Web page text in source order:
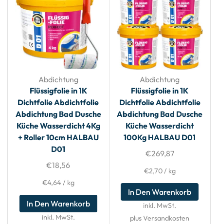
Abdichtung
Flüssigfolie in 1K
Dichtfolie Abdichtfolie
Abdichtung Bad Dusche
Küche Wasserdicht 4Kg
+ Roller 10cm HALBAU
D01
€18,56
€4,64 / kg
In Den Warenkorb
inkl. MwSt.
Abdichtung
Flüssigfolie in 1K
Dichtfolie Abdichtfolie
Abdichtung Bad Dusche
Küche Wasserdicht
100Kg HALBAU D01
€269,87
€2,70/ kg
In Den Warenkorb
inkl. MwSt.
plus Versandkosten